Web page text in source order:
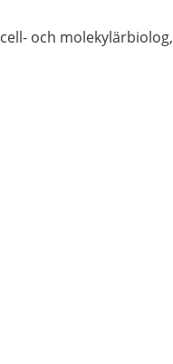
cell- och molekylärbiolog,